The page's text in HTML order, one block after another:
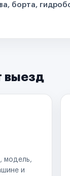
борта,
выезд
модель,
и